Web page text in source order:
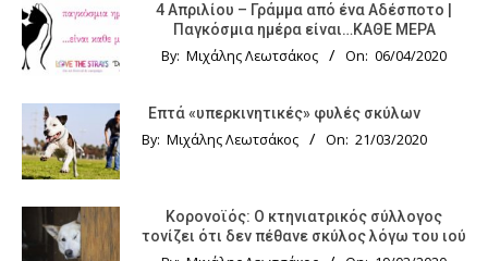
4 Απριλίου – Γράμμα από ένα Αδέσποτο |
Παγκόσμια ημέρα είναι…ΚΑΘΕ ΜΕΡΑ
By: Μιχάλης Λεωτσάκος On: 06/04/2020
Επτά «υπερκινητικές» φυλές σκύλων
By: Μιχάλης Λεωτσάκος On: 21/03/2020
Κορονοϊός: Ο κτηνιατρικός σύλλογος
τονίζει ότι δεν πέθανε σκύλος λόγω του ιού